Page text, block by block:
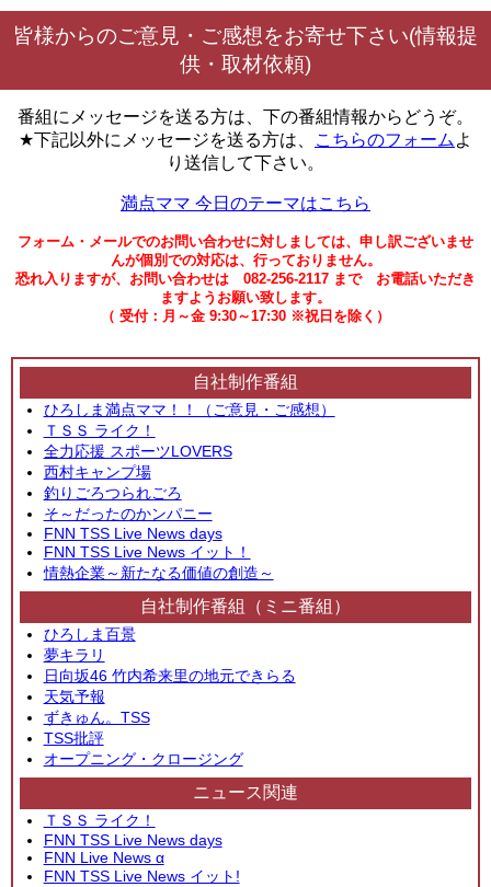
皆様からのご意見・ご感想をお寄せ下さい(情報提
供・取材依頼)
番組にメッセージを送る方は、下の番組情報からどうぞ。
★下記以外にメッセージを送る方は、
こちらのフォーム よ
り送信して下さい。
満点ママ 今日のテーマはこちら
フォーム・メールでのお問い合わせに対しましては、申し訳ございませ
んが個別での対応は、行っておりません。
恐れ入りますが、お問い合わせは 082-256-2117 まで お電話いただき
ますようお願い致します。
（ 受付：月～金 9:30～17:30 ※祝日を除く）
自社制作番組
ひろしま満点ママ！！（ご意見・ご感想）
ＴＳＳ ライク！
全力応援 スポーツLOVERS
西村キャンプ場
釣りごろつられごろ
そ～だったのかンパニー
FNN TSS Live News days
FNN TSS Live News イット！
情熱企業～新たなる価値の創造～
自社制作番組（ミニ番組）
ひろしま百景
夢キラリ
日向坂46 竹内希来里の地元できらる
天気予報
ずきゅん。TSS
TSS批評
オープニング・クロージング
ニュース関連
ＴＳＳ ライク！
FNN TSS Live News days
FNN Live News α
FNN TSS Live News イット!